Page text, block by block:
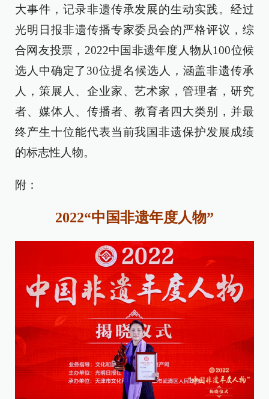
大事件，记录非遗传承发展的生动实践。经过
光明日报非遗传播专家委员会的严格评议，综
合网友投票，2022中国非遗年度人物从100位候
选人中确定了30位提名候选人，涵盖非遗传承
人，策展人、企业家、艺术家，管理者，研究
者、媒体人、传播者、教育者四大类别，并最
终产生十位能代表当前我国非遗保护发展成绩
的标志性人物。
附：
2022“中国非遗年度人物”